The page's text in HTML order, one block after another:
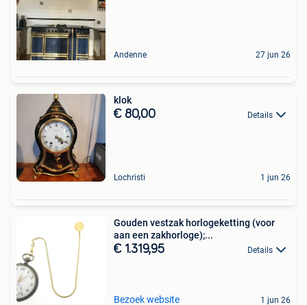
Andenne 27 jun 26
klok
€ 80,00 Details
Lochristi 1 jun 26
Gouden vestzak horlogeketting (voor
aan een zakhorloge);...
€ 1.319,95 Details
Bezoek website 1 jun 26